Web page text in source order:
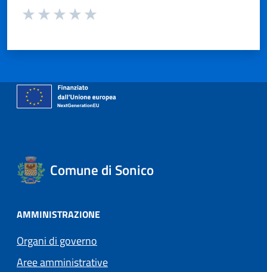
Valuta da 1 a 5 stelle la pagina
Comune di Sonico
AMMINISTRAZIONE
Organi di governo
Aree amministrative